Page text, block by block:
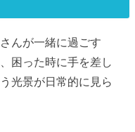
んが一緒に過ごす
困った時に手を差し
光景が日常的に見ら